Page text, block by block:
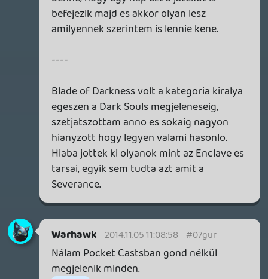
GTA V, autókázás, lehetőleg sötétben,
hogy legyen szép közvilágítás +
neonfények, mindeközben kínosan
Borderlands 2, szélmalmokat, meg
mindenféle pörgő forgó klímákat,
ventillátorokat kerestünk (jó sok van
belőle) mert a kisfiam imádja őket. Sajnos
nem az igazi, mert nagyon gyorsan
öldöklésbe torkollik a dolog.
Legutóbb pedig a Far Cry 3-ban
nézegettük a pálmafákat, tigriseket egyéb
nagytestű vadakat, szigorúan már
felszabadított területen és az autóból,
hogy ne támadjon az állat.
casper007 2014.11.03 06:39:21